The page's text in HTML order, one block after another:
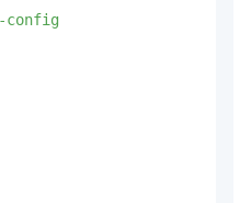
config